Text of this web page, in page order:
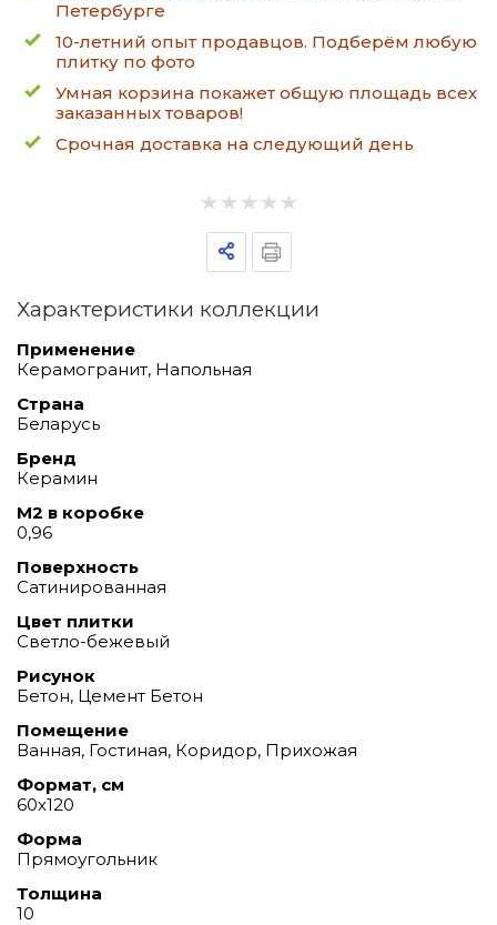
Петербурге
10-летний опыт продавцов. Подберём любую
плитку по фото
Умная корзина покажет общую площадь всех
заказанных товаров!
Срочная доставка на следующий день
Характеристики коллекции
Применение
Керамогранит, Напольная
Страна
Беларусь
Бренд
Керамин
М2 в коробке
0,96
Поверхность
Сатинированная
Цвет плитки
Светло-бежевый
Рисунок
Бетон, Цемент Бетон
Помещение
Ванная, Гостиная, Коридор, Прихожая
Формат, см
60х120
Форма
Прямоугольник
Толщина
10